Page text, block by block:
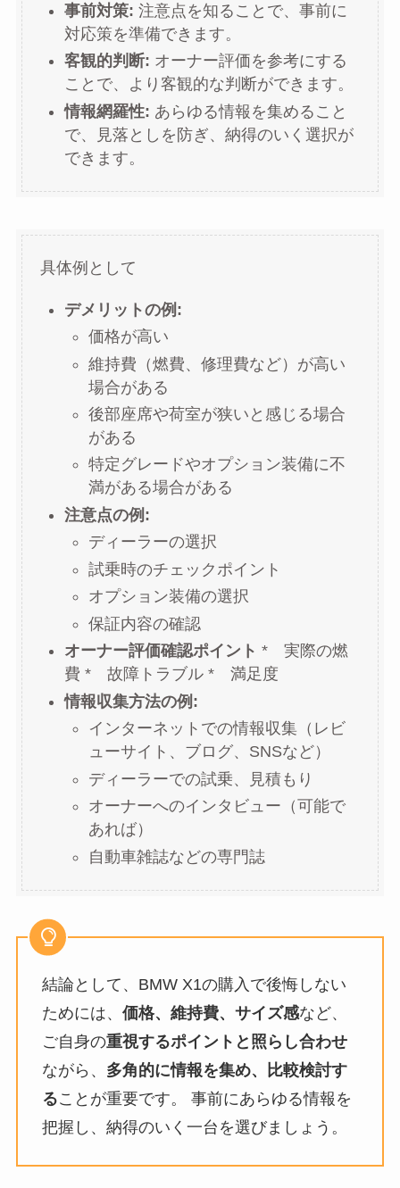
事前対策: 注意点を知ることで、事前に
対応策を準備できます。
客観的判断: オーナー評価を参考にする
ことで、より客観的な判断ができます。
情報網羅性: あらゆる情報を集めること
で、見落としを防ぎ、納得のいく選択が
できます。
具体例として
デメリットの例:
価格が高い
維持費（燃費、修理費など）が高い
場合がある
後部座席や荷室が狭いと感じる場合
がある
特定グレードやオプション装備に不
満がある場合がある
注意点の例:
ディーラーの選択
試乗時のチェックポイント
オプション装備の選択
保証内容の確認
オーナー評価確認ポイント * 実際の燃
費 * 故障トラブル * 満足度
情報収集方法の例:
インターネットでの情報収集（レビ
ューサイト、ブログ、SNSなど）
ディーラーでの試乗、見積もり
オーナーへのインタビュー（可能で
あれば）
自動車雑誌などの専門誌
結論として、BMW X1の購入で後悔しない
ためには、 価格、維持費、サイズ感など、
ご自身の重視するポイントと照らし合わせ
ながら、 多角的に情報を集め、比較検討す
ることが重要です。 事前にあらゆる情報を
把握し、納得のいく一台を選びましょう。